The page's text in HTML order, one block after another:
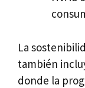
La
también
donde la